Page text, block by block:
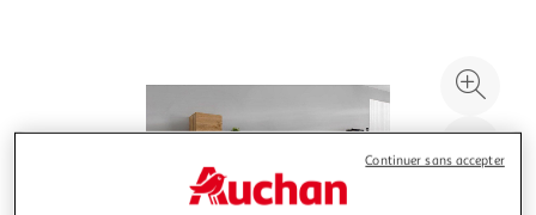
d'aide
à
Continuer sans accepter